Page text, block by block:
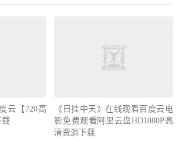
云【720高
载
《日挂中天》在线观看百度云电
影免费观看阿里云盘HD1080P高
清资源下载